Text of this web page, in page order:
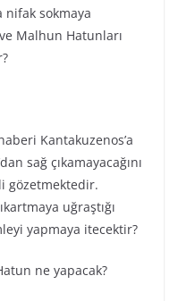
nifak sokmaya
Malhun Hatunları
Kantakuzenos’a
sağ çıkamayacağını
gözetmektedir.
uğraştığı
yapmaya itecektir?
ne yapacak?